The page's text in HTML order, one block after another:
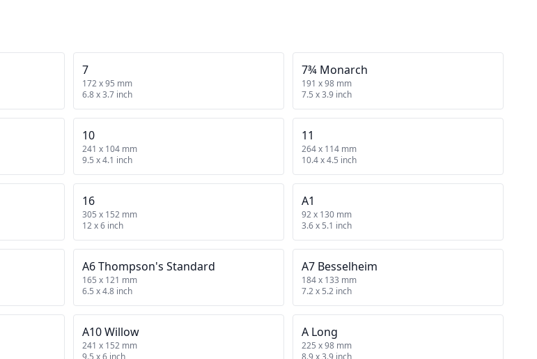
7
172 x 95 mm
6.8 x 3.7 inch
7¾ Monarch
191 x 98 mm
7.5 x 3.9 inch
10
241 x 104 mm
9.5 x 4.1 inch
11
264 x 114 mm
10.4 x 4.5 inch
16
305 x 152 mm
12 x 6 inch
A1
92 x 130 mm
3.6 x 5.1 inch
A6 Thompson's Standard
165 x 121 mm
6.5 x 4.8 inch
A7 Besselheim
184 x 133 mm
7.2 x 5.2 inch
A10 Willow
241 x 152 mm
9.5 x 6 inch
A Long
225 x 98 mm
8.9 x 3.9 inch